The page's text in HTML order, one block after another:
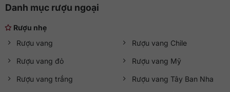
Danh mục rượu ngoại
Rượu nhẹ
Rượu vang
Rượu vang đỏ
Rượu vang trắng
Rượu vang Chile
Rượu vang Mỹ
Rượu vang Tây Ban Nha